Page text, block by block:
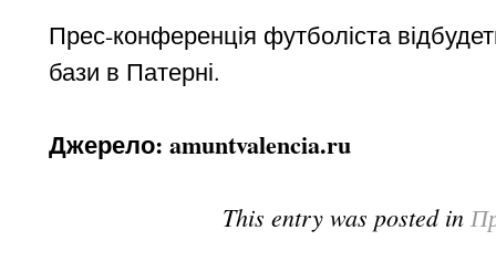
Прес-конференція футболіста
бази в Патерні.
Джерело: amuntvalencia.ru
This entry was posted in